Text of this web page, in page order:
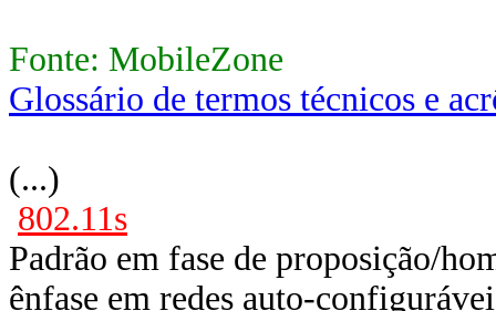
Fonte: MobileZone
Glossário de termos técnicos e
(...)
802.11s
Padrão em fase de proposição/
ênfase em redes auto-